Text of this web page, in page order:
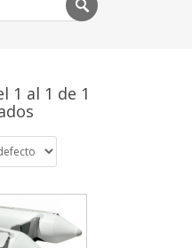
1 al 1 de 1